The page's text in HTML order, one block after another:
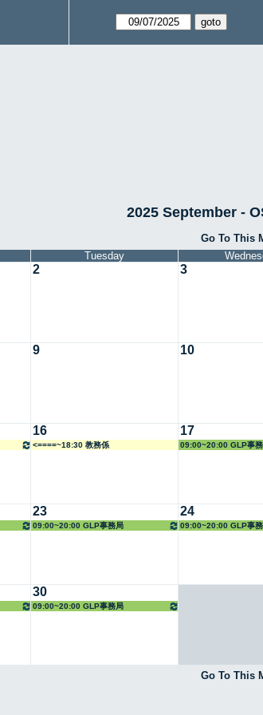
2025 September -
Go To This
Tuesday
2 3
9 10
16
<====~18:30 教務係
17
09:00~20:00 GLP事
23
09:00~20:00 GLP事務局
24
09:00~20:00 GLP事
30
09:00~20:00 GLP事務局
Go To This